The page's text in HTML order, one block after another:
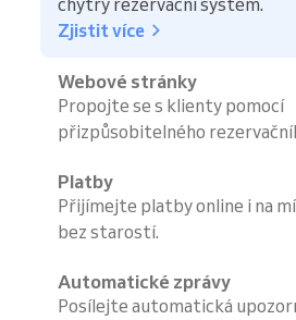
chytrý rezervační systém.
Zjistit více
Webové stránky
Propojte se s klienty pomocí
přizpůsobitelného
Platby
Přijímejte platby online i na
bez starostí.
Automatické zprávy
Posílejte automatická